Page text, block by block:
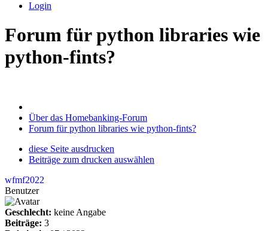
Login
Forum für python libraries wie
python-fints?
Über das Homebanking-Forum
Forum für python libraries wie python-fints?
diese Seite ausdrucken
Beiträge zum drucken auswählen
wfmf2022
Benutzer
Geschlecht: keine Angabe
Beiträge: 3